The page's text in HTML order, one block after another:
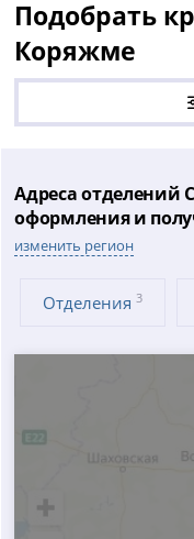
Подобрать
Коряжме
Адреса отделений
оформления и
изменить регион
Отделения3